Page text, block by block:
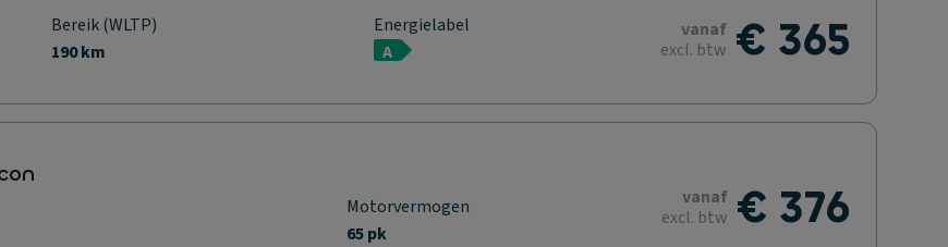
Bereik (WLTP)
190 km
Energielabel
A
€ 365
vanaf
excl. btw
Motorvermogen
65 pk
€ 376
vanaf
excl. btw